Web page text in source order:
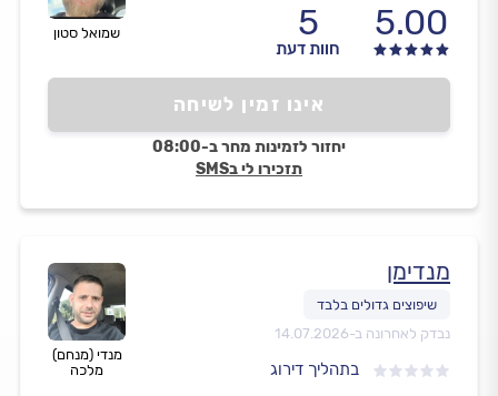
שמואל סטון 5.00
5
חוות דעת
אינו זמין לשיחה
יחזור לזמינות מחר ב-08:00
תזכירו לי בSMS
מנדי (מנחם)
מלכה
מנדימן
נבדק לאחרונה ב-14.07.2026
בתהליך דירוג